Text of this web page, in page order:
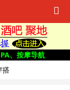
、按摩导航
搭